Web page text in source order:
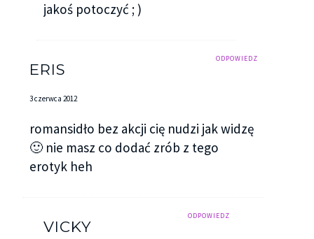
Majka, Justyna i Paulina dopiero się zbierały, więc
Zdziwiłam się, kiedy zobaczyłam, że Oliwer i Nick
ciągle tam byli. Stali przy wejściu na plażę.
Wyglądało na to, że się o coś kłócą.
– Nie chcę tego robić! – warknął ten pierwszy.
– Zawsze tak robimy! – odpowiedział mu
zdecydowanie Nick.
dłużej niż dwadzieścia cztery godziny – odgryzł się
jakoś potoczyć ; )
ODPOWIEDZ
ERIS
3 czerwca 2012
romansidło bez akcji cię nudzi jak widzę
🙂 nie masz co dodać zrób z tego
erotyk heh
ODPOWIEDZ
VICKY